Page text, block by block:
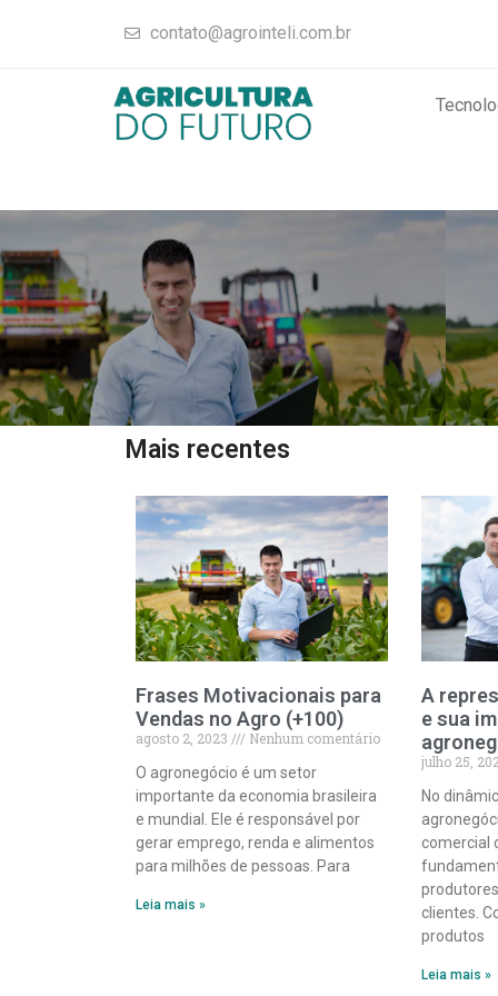
contato@agrointeli.com.br
Mais recentes
Frases Motivacionais para
Vendas no Agro (+100)
agosto 2, 2023
Nenhum comentário
O agronegócio é um setor
importante da economia brasileira
e mundial. Ele é responsável por
gerar emprego, renda e alimentos
para milhões de pessoas. Para
Leia mais »
A
e sua
julho 25,
No
comercial
clientes.
produtos
Leia mais »